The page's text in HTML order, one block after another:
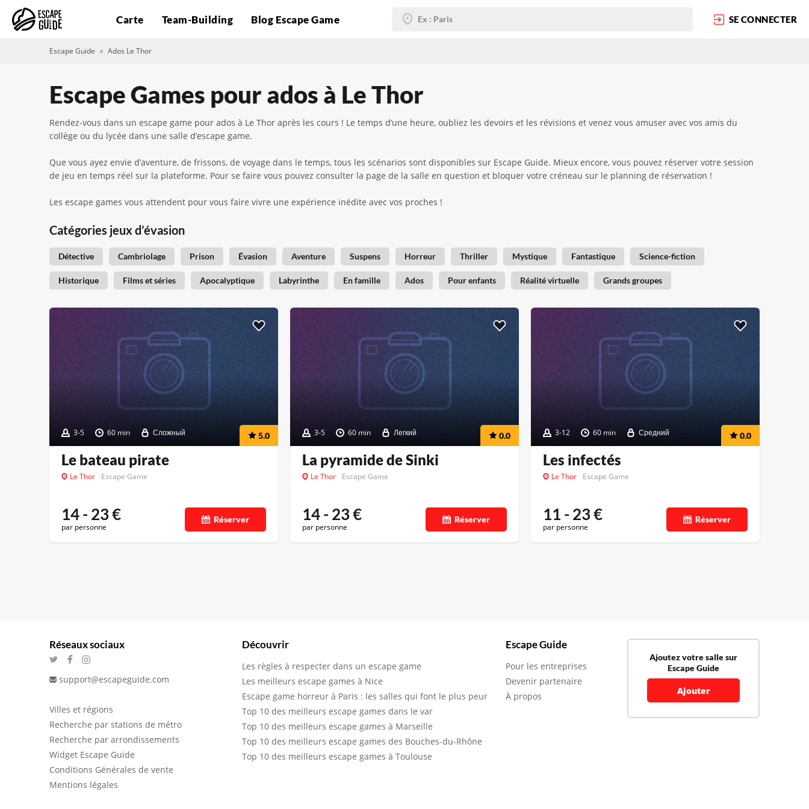
Carte Team-Building Blog Escape Game SE CONNECTER
Escape Guide Ados Le Thor
Escape Games pour ados à Le Thor
Rendez-vous dans un escape game pour ados à Le Thor après les cours ! Le temps d’une heure, oubliez les devoirs et les révisions et venez vous amuser avec vos amis du
collège ou du lycée dans une salle d’escape game.
Que vous ayez envie d’aventure, de frissons, de voyage dans le temps, tous les scénarios sont disponibles sur Escape Guide. Mieux encore, vous pouvez réserver votre session
de jeu en temps réel sur la plateforme. Pour se faire vous pouvez consulter la page de la salle en question et bloquer votre créneau sur le planning de réservation !
Les escape games vous attendent pour vous faire vivre une expérience inédite avec vos proches !
Catégories jeux d’évasion
Détective Cambriolage Prison Évasion Aventure Suspens Horreur Thriller Mystique Fantastique Science-fiction
Historique Films et séries Apocalyptique Labyrinthe En famille Ados Pour enfants Réalité virtuelle Grands groupes
3-5 60 min Сложный 5.0
Le bateau pirate
Le Thor Escape Game
14 - 23€
par personne
Réserver
3-5 60 min Легкий 0.0
La pyramide de Sinki
Le Thor Escape Game
14 - 23€
par personne
Réserver
3-12 60 min Средний 0.0
Les infectés
Le Thor Escape Game
11 - 23€
par personne
Réserver
Réseaux sociaux
support@escapeguide.com
Villes et régions
Recherche par stations de métro
Recherche par arrondissements
Widget Escape Guide
Conditions Générales de vente
Mentions légales
Découvrir
Les règles à respecter dans un escape game
Les meilleurs escape games à Nice
Escape game horreur à Paris : les salles qui font le plus peur
Top 10 des meilleurs escape games dans le var
Top 10 des meilleurs escape games à Marseille
Top 10 des meilleurs escape games des Bouches-du-Rhône
Top 10 des meilleurs escape games à Toulouse
Escape Guide
Pour les entreprises
Devenir partenaire
À propos
Ajoutez votre salle sur
Escape Guide
Ajouter